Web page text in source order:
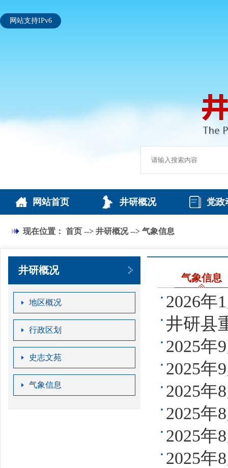
网站支持IPv6
网站首页 井研概况 党政
现在位置： 首页 --> 井研概况--> 气象信息
井研概况
地区概况
行政区划
史志文苑
气象信息
气象信息
2026年
井研县
2025年
2025年
2025年
2025年
2025年
2025年